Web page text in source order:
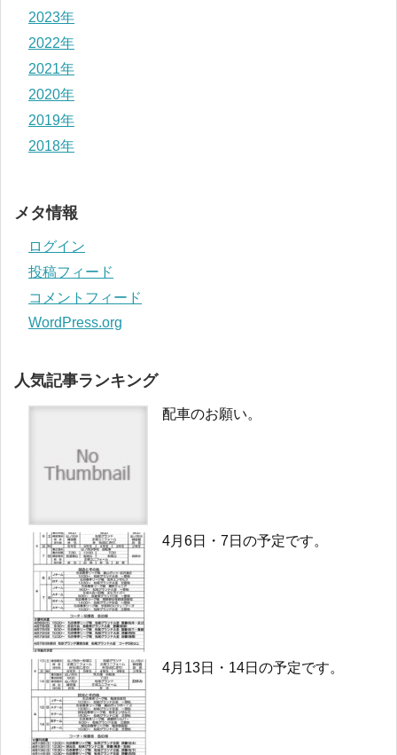
2023年
2022年
2021年
2020年
2019年
2018年
メタ情報
ログイン
投稿フィード
コメントフィード
WordPress.org
人気記事ランキング
配車のお願い。
4月6日・7日の予定です。
4月13日・14日の予定です。